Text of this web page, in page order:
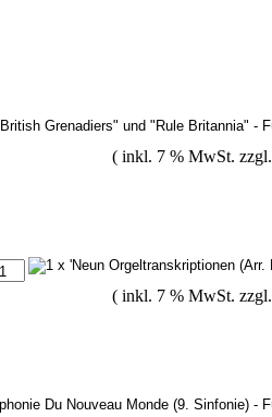
( inkl. 7 % MwSt. zzgl.
( inkl. 7 % MwSt. zzgl.